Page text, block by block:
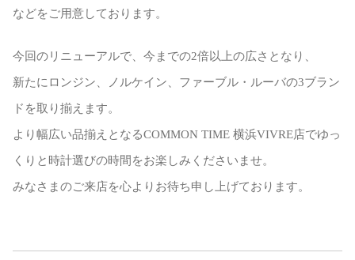
などをご用意しております。
今回のリニューアルで、今までの2倍以上の広さとなり、
新たにロンジン、ノルケイン、ファーブル・ルーバの3ブラン
ドを取り揃えます。
より幅広い品揃えとなるCOMMON TIME 横浜VIVRE店でゆっ
くりと時計選びの時間をお楽しみくださいませ。
みなさまのご来店を心よりお待ち申し上げております。